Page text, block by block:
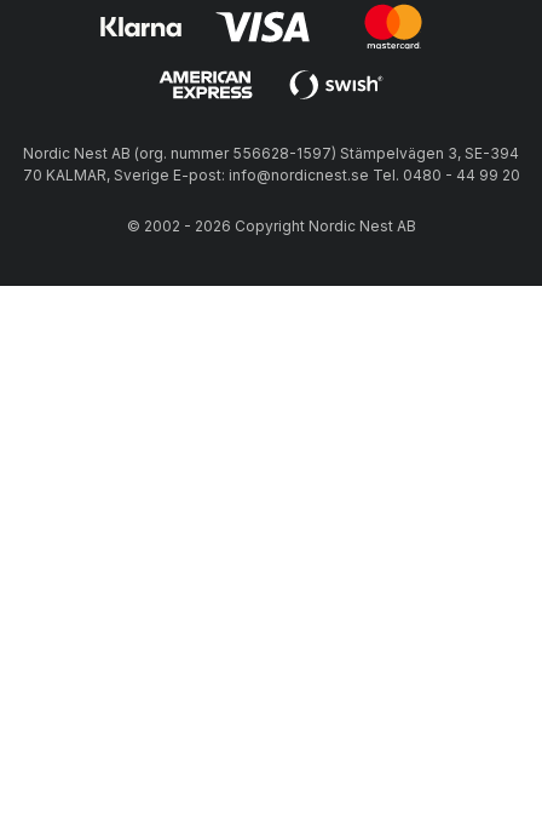
Nordic Nest AB (org. nummer 556628-1597) Stämpelvägen 3, SE-394
70 KALMAR, Sverige E-post: info@nordicnest.se Tel. 0480 - 44 99 20
© 2002 - 2026 Copyright Nordic Nest AB